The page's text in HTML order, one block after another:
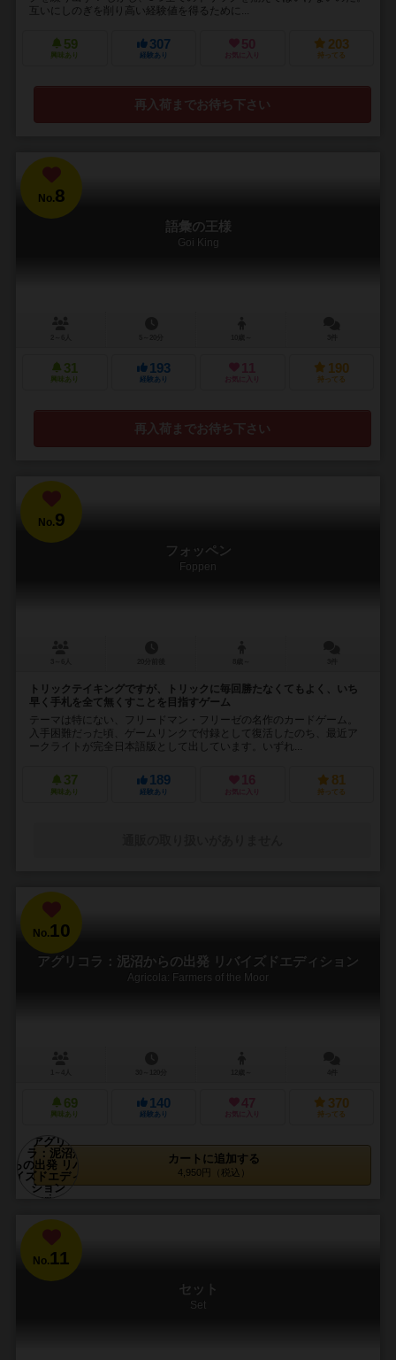
互いにしのぎを削り高い経験値を得るために...
59
興味あり
307
経験あり
50
お気に入り
203
持ってる
再入荷までお待ち下さい
No.8
語彙の王様
Goi King
31
興味あり
193
経験あり
11
お気に入り
190
持ってる
再入荷までお待ち下さい
No.9
フォッペン
Foppen
トリックテイキングですが、トリックに毎回勝たなくてもよく、いち
早く手札を全て無くすことを目指すゲーム
テーマは特にない、フリードマン・フリーゼの名作のカードゲーム。
入手困難だった頃、ゲームリンクで付録として復活したのち、最近ア
ークライトが完全日本語版として出しています。いずれ...
37
興味あり
189
経験あり
16
お気に入り
81
持ってる
No. 10
アグリコラ：泥沼からの出発 リバイズドエディション
Agricola: Farmers of the Moor
69
興味あり
140
経験あり
47
お気に入り
370
持ってる
カートに追加する
4,950円（税込）
No.11
セット
Set